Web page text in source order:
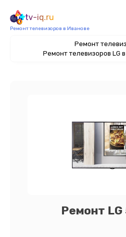
tv-iq.ru
Ремонт телевизоров в Иванове
Ремонт
Ремонт телевизоров LG
Ремонт LG